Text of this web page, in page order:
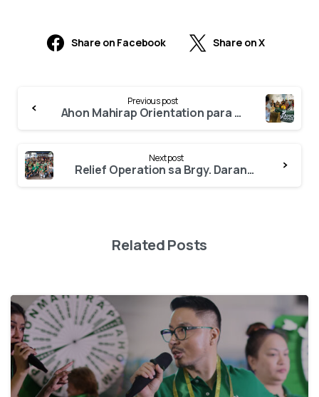
Share on Facebook Share on X
Reading
Previous post
Ahon Mahirap Orientation para sa Interesadong Magpa-Member sa Brgy. Batasan Hills QC District 2!
Next post
Relief Operation sa Brgy. Darangan, Binangonan, Rizal!
Related Posts
2